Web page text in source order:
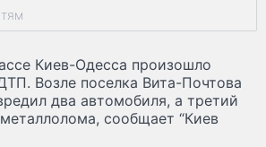
Киев-Одесса произошло
Возле поселка Вита-Почтова
два автомобиля, а третий
сообщает “Киев